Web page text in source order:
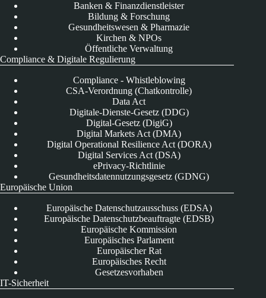
Banken & Finanzdienstleister
Bildung & Forschung
Gesundheitswesen & Pharmazie
Kirchen & NPOs
Öffentliche Verwaltung
Compliance & Digitale Regulierung
Compliance - Whistleblowing
CSA-Verordnung (Chatkontrolle)
Data Act
Digitale-Dienste-Gesetz (DDG)
Digital-Gesetz (DigiG)
Digital Markets Act (DMA)
Digital Operational Resilience Act (DORA)
Digital Services Act (DSA)
ePrivacy-Richtlinie
Gesundheitsdatennutzungsgesetz (GDNG)
Europäische Union
Europäische Datenschutzausschuss (EDSA)
Europäische Datenschutzbeauftragte (EDSB)
Europäische Kommission
Europäisches Parlament
Europäischer Rat
Europäisches Recht
Gesetzesvorhaben
IT-Sicherheit